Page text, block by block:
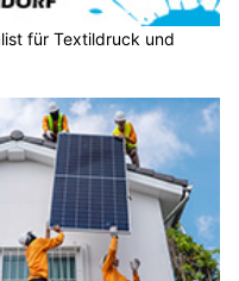
für Textildruck und